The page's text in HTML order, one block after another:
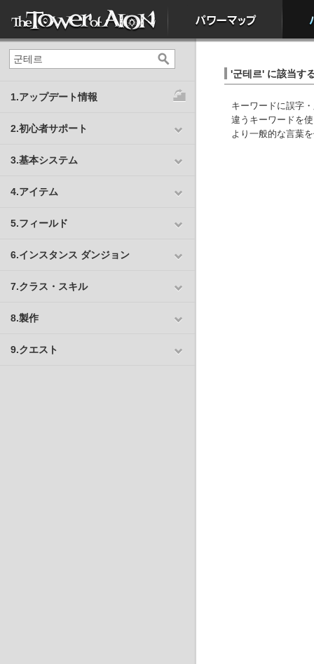
1.アップデート情報
2.初心者サポート
3.基本システム
4.アイテム
5.フィールド
6.インスタンス ダンジョン
7.クラス・スキル
8.製作
9.クエスト
'군테르' に該当す
キーワードに誤字
違うキーワードを
より一般的な言葉